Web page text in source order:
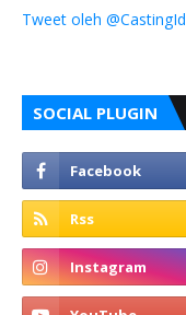
Tweet oleh @CastingId
SOCIAL PLUGIN